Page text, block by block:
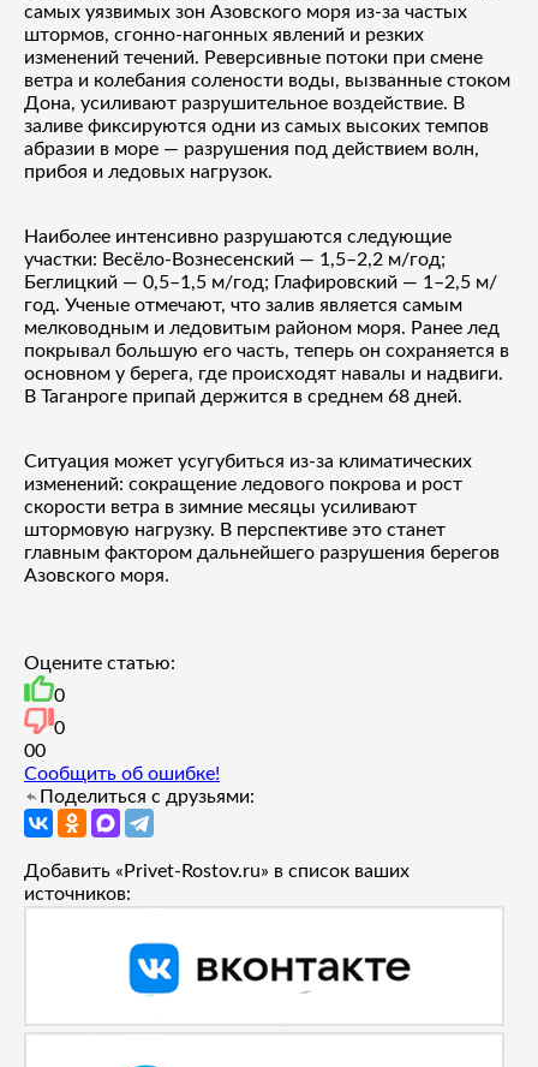
самых уязвимых зон Азовского моря из-за частых
штормов, сгонно-нагонных явлений и резких
изменений течений. Реверсивные потоки при смене
ветра и колебания солености воды, вызванные стоком
Дона, усиливают разрушительное воздействие. В
заливе фиксируются одни из самых высоких темпов
абразии в море — разрушения под действием волн,
прибоя и ледовых нагрузок.
Наиболее интенсивно разрушаются следующие
участки: Весёло-Вознесенский — 1,5–2,2 м/год;
Беглицкий — 0,5–1,5 м/год; Глафировский — 1–2,5 м/
год. Ученые отмечают, что залив является самым
мелководным и ледовитым районом моря. Ранее лед
покрывал большую его часть, теперь он сохраняется в
основном у берега, где происходят навалы и надвиги.
В Таганроге припай держится в среднем 68 дней.
Ситуация может усугубиться из-за климатических
изменений: сокращение ледового покрова и рост
скорости ветра в зимние месяцы усиливают
штормовую нагрузку. В перспективе это станет
главным фактором дальнейшего разрушения берегов
Азовского моря.
Оцените статью:
0
0
00
Сообщить об ошибке!
Поделиться с друзьями:
Добавить «Privet-Rostov.ru» в список ваших
источников: